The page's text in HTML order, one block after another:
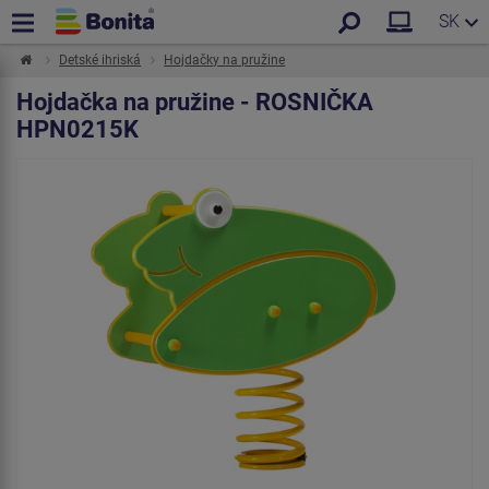
SK
Detské ihriská Hojdačky na pružine
Hojdačka na pružine - ROSNIČKA
HPN0215K